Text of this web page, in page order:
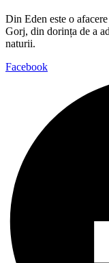
Din Eden este o
Gorj, din dorința de a
naturii.
Facebook